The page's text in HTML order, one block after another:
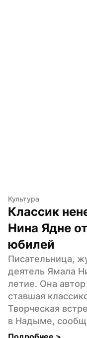
Культура
Классик
Нина Ядне
юбилей
Писательница,
деятель Ямала
летие. Она
ставшая
Творческая
в Надыме,